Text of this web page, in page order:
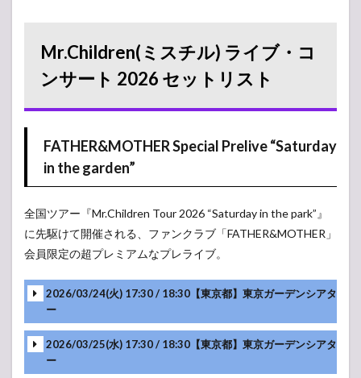
ト 2026 セット
リスト
1.1
Special Prelive
garden”
1.2
Mr.Children
“Saturday in
the park”
2
スチル) ライ
ブ・コンサー
ト 2025 セット
リスト
Mr.Children(ミスチル) ライブ・コ
ンサート 2026 セットリスト
FATHER&MOTHER Special Prelive “Saturday
in the garden”
全国ツアー『Mr.Children Tour 2026 “Saturday in the park”』
に先駆けて開催される、ファンクラブ「FATHER&MOTHER」
会員限定の超プレミアムなプレライブ。
2026/03/24(火) 17:30 / 18:30【東京都】東京ガーデンシアタ
ー
2026/03/25(水) 17:30 / 18:30【東京都】東京ガーデンシアタ
ー